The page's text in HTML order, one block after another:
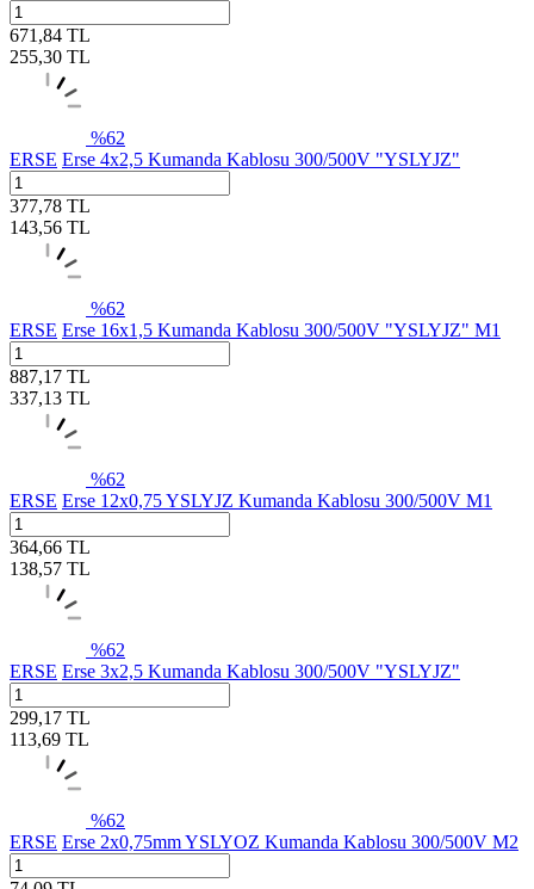
671,84 TL
255,30 TL
%62
ERSE Erse 4x2,5 Kumanda Kablosu 300/500V "YSLYJZ"
377,78 TL
143,56 TL
%62
ERSE Erse 16x1,5 Kumanda Kablosu 300/500V "YSLYJZ" M1
887,17 TL
337,13 TL
%62
ERSE Erse 12x0,75 YSLYJZ Kumanda Kablosu 300/500V M1
364,66 TL
138,57 TL
%62
ERSE Erse 3x2,5 Kumanda Kablosu 300/500V "YSLYJZ"
299,17 TL
113,69 TL
%62
ERSE Erse 2x0,75mm YSLYOZ Kumanda Kablosu 300/500V M2